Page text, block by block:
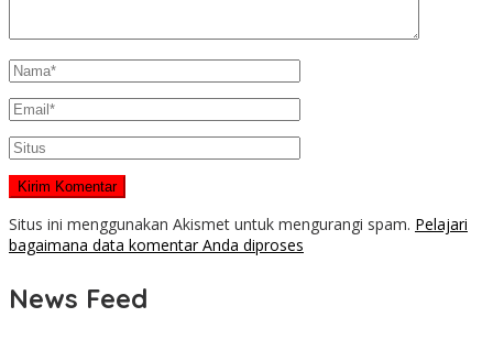
Situs ini menggunakan Akismet untuk mengurangi spam. Pelajari
bagaimana data komentar Anda diproses
News Feed